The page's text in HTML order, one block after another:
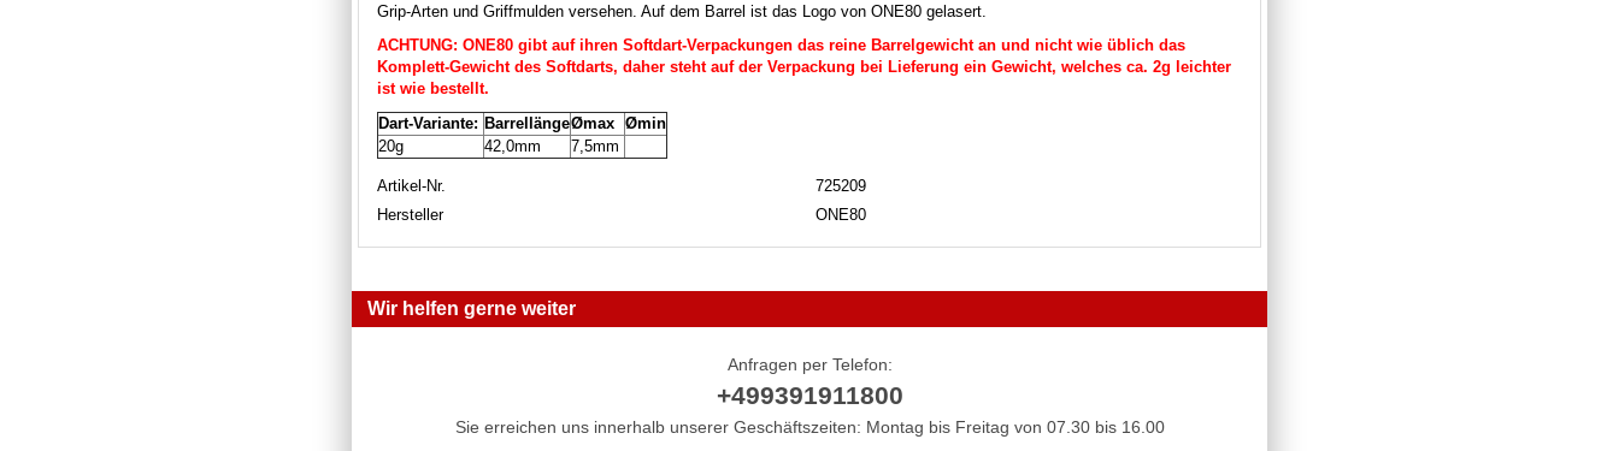
Grip-Arten und Griffmulden versehen. Auf dem Barrel ist das Logo von ONE80 gelasert.
ACHTUNG: ONE80 gibt auf ihren Softdart-Verpackungen das reine Barrelgewicht an und nicht wie üblich das
Komplett-Gewicht des Softdarts, daher steht auf der Verpackung bei Lieferung ein Gewicht, welches ca. 2g leichter
ist wie bestellt.
Dart-Variante: BarrellängeØmax Ømin
20g
42,0mm 7,5mm
Artikel-Nr.
725209
Hersteller
ONE80
Wir helfen gerne weiter
Anfragen per Telefon:
+499391911800
Sie erreichen uns innerhalb unserer Geschäftszeiten: Montag bis Freitag von 07.30 bis 16.00